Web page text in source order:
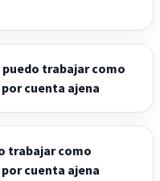
trabajar como
cuenta ajena
trabajar como
cuenta ajena